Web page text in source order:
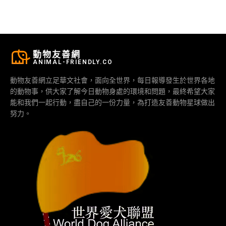
動物友善網
ANIMAL-FRIENDLY.CO
動物友善網立足華文社會，面向全世界，每日報導發生於世界各地
的動物事，供大家了解今日動物身處的環境和問題，最終希望大家
能和我們一起行動，盡自己的一份力量，為打造友善動物星球做出
努力。